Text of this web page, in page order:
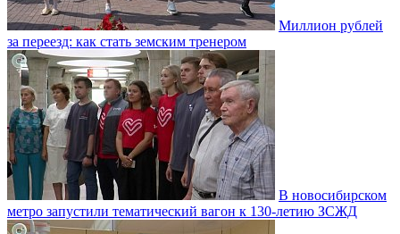
Миллион рублей
за переезд: как стать земским тренером
В новосибирском
метро запустили тематический вагон к 130-летию ЗСЖД